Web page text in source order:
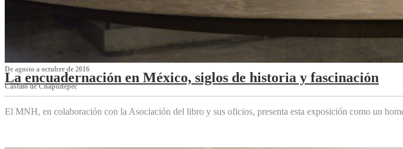
De agosto a octubre de 2016
La encuadernación en México, siglos de historia y fascinación
Castillo de Chapultepec
El MNH, en colaboración con la Asociación del libro y sus oficios, presenta esta exposición como un